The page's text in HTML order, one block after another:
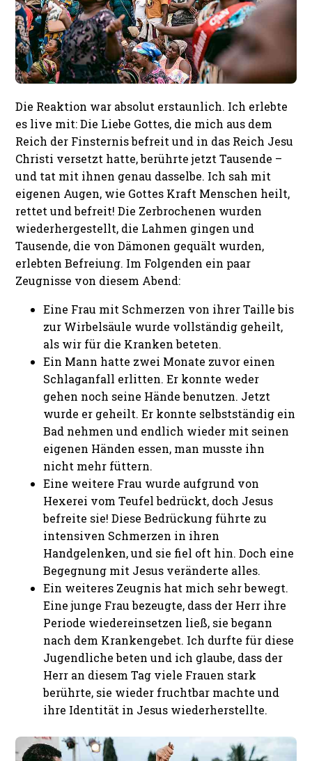
Die Reaktion war absolut erstaunlich. Ich erlebte
es live mit: Die Liebe Gottes, die mich aus dem
Reich der Finsternis befreit und in das Reich Jesu
Christi versetzt hatte, berührte jetzt Tausende –
und tat mit ihnen genau dasselbe. Ich sah mit
eigenen Augen, wie Gottes Kraft Menschen heilt,
rettet und befreit! Die Zerbrochenen wurden
wiederhergestellt, die Lahmen gingen und
Tausende, die von Dämonen gequält wurden,
erlebten Befreiung. Im Folgenden ein paar
Zeugnisse von diesem Abend:
Eine Frau mit Schmerzen von ihrer Taille bis
zur Wirbelsäule wurde vollständig geheilt,
als wir für die Kranken beteten.
Ein Mann hatte zwei Monate zuvor einen
Schlaganfall erlitten. Er konnte weder
gehen noch seine Hände benutzen. Jetzt
wurde er geheilt. Er konnte selbstständig ein
Bad nehmen und endlich wieder mit seinen
eigenen Händen essen, man musste ihn
nicht mehr füttern.
Eine weitere Frau wurde aufgrund von
Hexerei vom Teufel bedrückt, doch Jesus
befreite sie! Diese Bedrückung führte zu
intensiven Schmerzen in ihren
Handgelenken, und sie fiel oft hin. Doch eine
Begegnung mit Jesus veränderte alles.
Ein weiteres Zeugnis hat mich sehr bewegt.
Eine junge Frau bezeugte, dass der Herr ihre
Periode wiedereinsetzen ließ, sie begann
nach dem Krankengebet. Ich durfte für diese
Jugendliche beten und ich glaube, dass der
Herr an diesem Tag viele Frauen stark
berührte, sie wieder fruchtbar machte und
ihre Identität in Jesus wiederherstellte.